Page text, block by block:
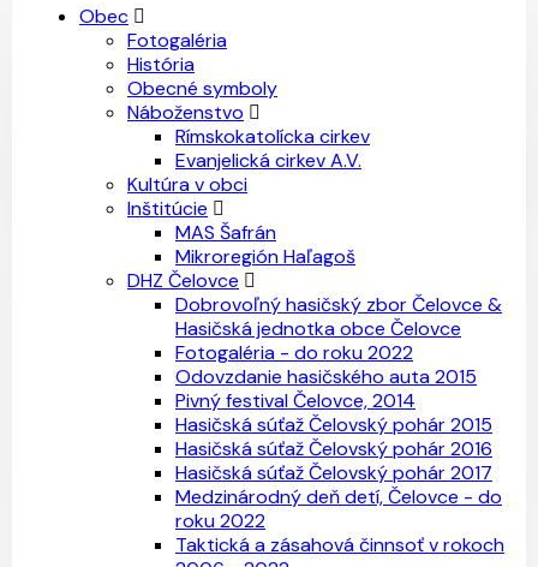
Obec
Fotogaléria
História
Obecné symboly
Náboženstvo
Rímskokatolícka cirkev
Evanjelická cirkev A.V.
Kultúra v obci
Inštitúcie
MAS Šafrán
Mikroregión Haľagoš
DHZ Čelovce
Dobrovoľný hasičský zbor Čelovce &
Hasičská jednotka obce Čelovce
Fotogaléria - do roku 2022
Odovzdanie hasičského auta 2015
Pivný festival Čelovce, 2014
Hasičská súťaž Čelovský pohár 2015
Hasičská súťaž Čelovský pohár 2016
Hasičská súťaž Čelovský pohár 2017
Medzinárodný deň detí, Čelovce - do
roku 2022
Taktická a zásahová činnsoť v rokoch